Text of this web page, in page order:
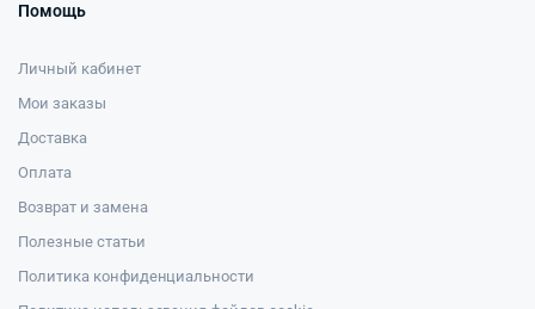
Помощь
Личный кабинет
Мои заказы
Доставка
Оплата
Возврат и замена
Полезные статьи
Политика конфиденциальности